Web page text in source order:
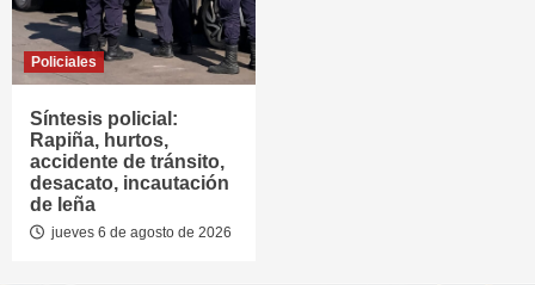
Policiales
Síntesis policial:
Rapiña, hurtos,
accidente de tránsito,
desacato, incautación
de leña
jueves 6 de agosto de 2026